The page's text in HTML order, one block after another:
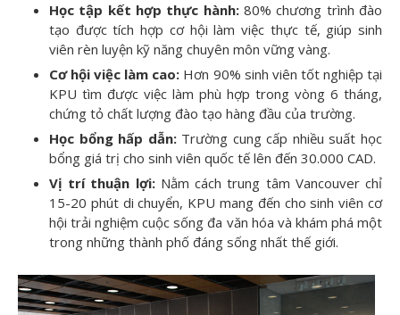
Học tập kết hợp thực hành:80% chương trình đào
tạo được tích hợp cơ hội làm việc thực tế, giúp sinh
viên rèn luyện kỹ năng chuyên môn vững vàng.
Cơ hội việc làm cao: Hơn 90% sinh viên tốt nghiệp tại
KPU tìm được việc làm phù hợp trong vòng 6 tháng,
chứng tỏ chất lượng đào tạo hàng đầu của trường.
Học bổng hấp dẫn: Trường cung cấp nhiều suất học
bổng giá trị cho sinh viên quốc tế lên đến 30.000 CAD.
Vị trí thuận lợi:Nằm cách trung tâm Vancouver chỉ
15-20 phút di chuyển, KPU mang đến cho sinh viên cơ
hội trải nghiệm cuộc sống đa văn hóa và khám phá một
trong những thành phố đáng sống nhất thế giới.